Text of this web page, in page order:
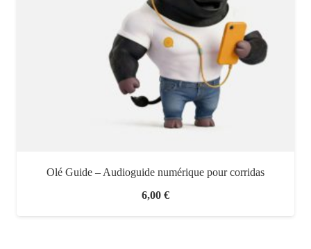
Olé Guide – Audioguide numérique pour corridas
6,00 €